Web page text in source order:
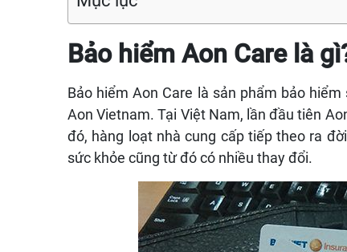
Bảo hiểm Aon Care là
Bảo hiểm Aon Care là sản phẩm bảo
Aon Vietnam. Tại Việt Nam, lần đầu tiên
đó, hàng loạt nhà cung cấp tiếp theo ra
sức khỏe cũng từ đó có nhiều thay đổi.